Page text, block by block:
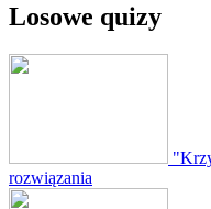
Losowe quizy
rozwiązania